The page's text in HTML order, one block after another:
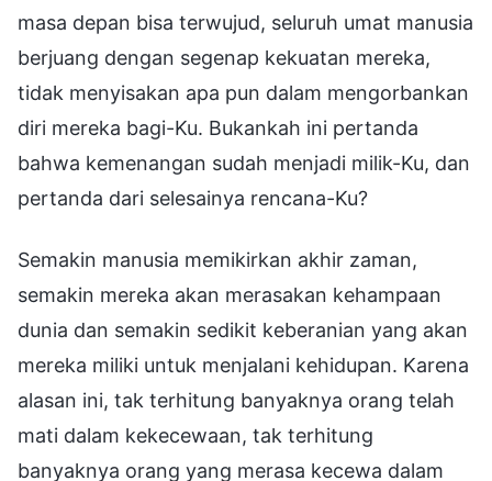
masa depan bisa terwujud, seluruh umat manusia
berjuang dengan segenap kekuatan mereka,
tidak menyisakan apa pun dalam mengorbankan
diri mereka bagi-Ku. Bukankah ini pertanda
bahwa kemenangan sudah menjadi milik-Ku, dan
pertanda dari selesainya rencana-Ku?
Semakin manusia memikirkan akhir zaman,
semakin mereka akan merasakan kehampaan
dunia dan semakin sedikit keberanian yang akan
mereka miliki untuk menjalani kehidupan. Karena
alasan ini, tak terhitung banyaknya orang telah
mati dalam kekecewaan, tak terhitung
banyaknya orang yang merasa kecewa dalam